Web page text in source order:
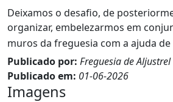
Deixamos o desafio, de
organizar, embelezarmos em
muros da freguesia com a ajuda de
Publicado por: Freguesia de Aljustrel
Publicado em: 01-06-2026
Imagens